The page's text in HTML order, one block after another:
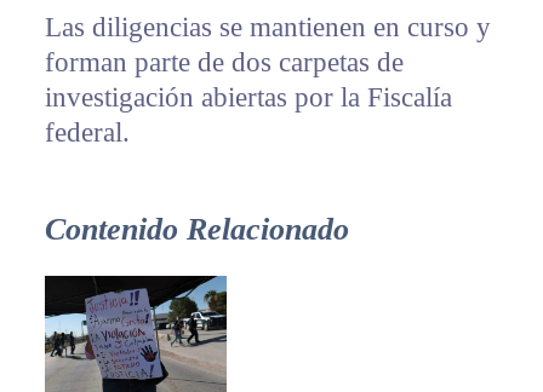
Las diligencias se mantienen en curso y
forman parte de dos carpetas de
investigación abiertas por la Fiscalía
federal.
Contenido Relacionado